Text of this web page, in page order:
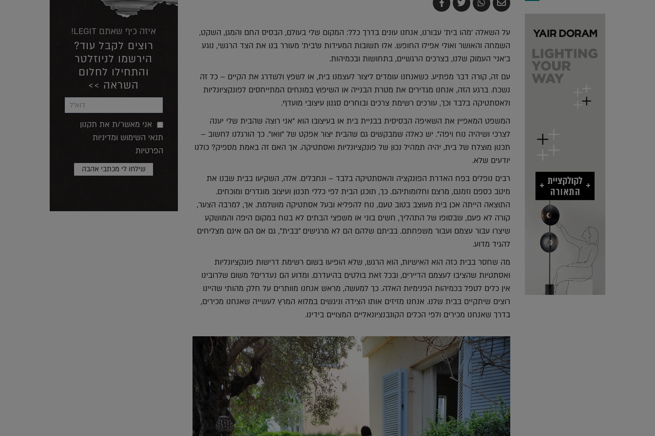
שלח
בדואר
שתף
ב-
צייץ
ב-
שתף
ב-
על השאלה 'מהו בית' עבורנו, אנחנו עונים בדרך כלל: המקום שלי בעולם, הבסיס החם והמגן, השקט,
השמחה והאושר ואולי אפילו החופש. אלו תשובות המעידות ש'בית' מעורר בנו את הצד הרגשי, נוגע
ב'אני' העמוק שלנו, בצרכים הרגשיים, בתחושות ובכמיהות.
עם זה, קורה דבר מפתיע. כשאנחנו עומדים ליצור לעצמנו בית, או לשפץ ולשדרג את הקיים – כל זה
נשכח. ברגע הזה, אנחנו מגדירים את מטרת הבנייה או השיפוץ במונחים המתייחסים לפונקציונליות
ולאסתטיקה בלבד וכך, עורכים רשימת צרכים ובוחרים סגנון עיצובי מועדף.
המשפט המאפיין את השאיפה הבסיסית בבניית בית או בעיצובו הוא "אני רוצה שהבית שלי יענה
לצרכי ושיהיה נוח ויפה". יש כאלה שמבקשים גם שהבית יצור אפקט של "וואו". כך הורגלנו לחשוב –
תכנון מוצלח של בית, יהיה תמהיל נכון של פונקציונליות ואסתטיקה. אך האם זה באמת מספיק? כולנו
יודעים שלא.
רבים נופלים בפח האדרת הפונקציה והאסתטיקה בלבד – ונחבלים. אלה, השקיעו בבית שבנו את
מיטב כספם וזמנם, מרצם וחלומותיהם. כך, תוכנן הבית לפי כללי תכנון ועיצוב מוגדרים ומוכחים.
התוצאה הייתה אכן בית מעוצב בטוב טעם, נוח להפליא ובעל אסתטיקה מושלמת. אך, למרבה הצער,
קורה לא פעם, שבסופו של התהליך, חשים בוני או משפצי הבתים לא בנוח במקום היפה והמושקע
שיצרו עבור עצמם ועבור משפחתם. בביתם שלהם הם לא מרגישים "בבית", גם אם הם אינם מצליחים
להגיד מדוע.
מה שחסר בבית כזה הוא האישיות, הוא הרגש, שלא הופיעו בשום רשימת דרישות פונקציונליות
ואסתטיות שהציבו לעצמם הדיירים, ובכל זאת בולטים בהיעדרם. ומדוע הם נעדרים? משום שלרובינו
אין כלים לטפל בכמיהות הפנימיות האלה. כך למעשה, מראש אנחנו מוותרים על חלק מהותי שהיינו
רוצים שיתקיים בבית שלנו. אנחנו מזיזים אותו הצידה וניגשים במלוא המרץ לעשייה שאנחנו מכירים,
בדרך שאנחנו מכירים ולפי הכלים הקונבנציונאליים המצויים בידינו.
איזה כיף שאתם LEGIT!
רוצים לקבל עוד?
הירשמו לניוזלטר
והתחילו לחלום
השראה >>
אני מאשר/ת את תקנון
תנאי השימוש ומדיניות
הפרטיות